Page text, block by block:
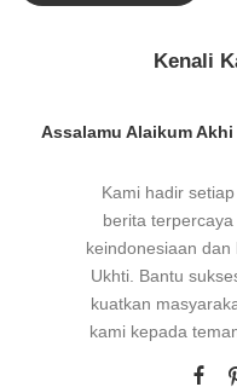
Kenali
Assalamu Alaikum
Kami hadir
berita
keindonesiaan
Ukhti. Bantu
kuatkan
kami kepada